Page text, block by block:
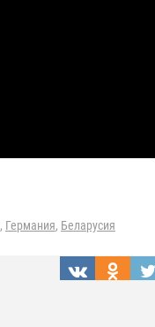
, Германия, Беларусия